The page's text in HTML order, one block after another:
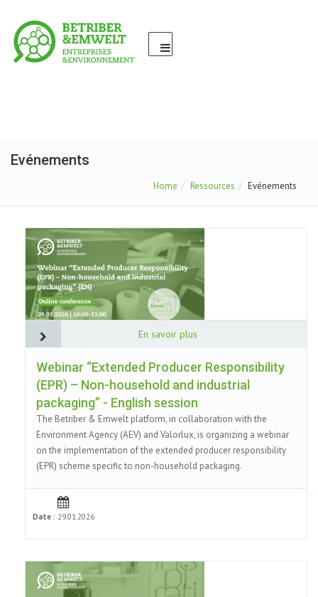
Evénements
Home Ressources Evénements
En savoir plus
Webinar “Extended Producer Responsibility
(EPR) – Non-household and industrial
packaging” - English session
The Betriber & Emwelt platform, in collaboration with the
Environment Agency (AEV) and Valorlux, is organizing a webinar
on the implementation of the extended producer responsibility
(EPR) scheme specific to non-household packaging.
Date : 29.01.2026